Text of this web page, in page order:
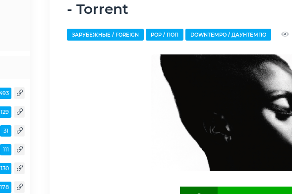
129
31
111
130
178
- Torrent
ЗАРУБЕЖНЫЕ / FOREIGN POP / ПОП DOWNTEMPO / ДАУНТЕМПО